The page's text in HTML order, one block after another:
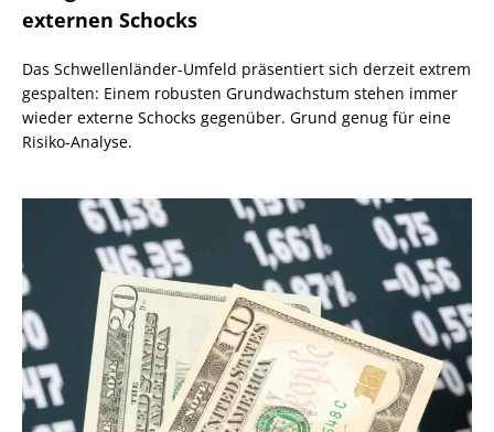
externen Schocks
Das Schwellenländer-Umfeld präsentiert sich derzeit extrem
gespalten: Einem robusten Grundwachstum stehen immer
wieder externe Schocks gegenüber. Grund genug für eine
Risiko-Analyse.